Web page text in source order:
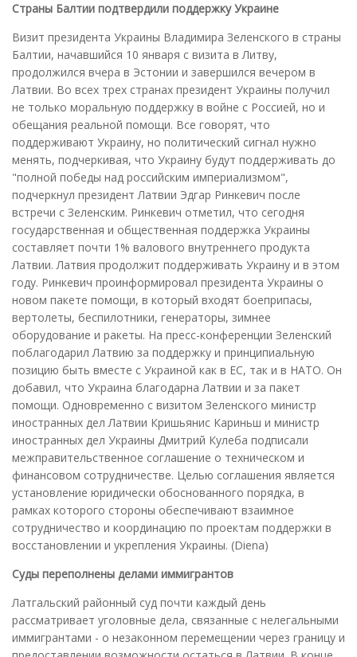
Страны Балтии подтвердили поддержку Украине
Визит президента Украины Владимира Зеленского в страны
Балтии, начавшийся 10 января с визита в Литву,
продолжился вчера в Эстонии и завершился вечером в
Латвии. Во всех трех странах президент Украины получил
не только моральную поддержку в войне с Россией, но и
обещания реальной помощи. Все говорят, что
поддерживают Украину, но политический сигнал нужно
менять, подчеркивая, что Украину будут поддерживать до
"полной победы над российским империализмом",
подчеркнул президент Латвии Эдгар Ринкевич после
встречи с Зеленским. Ринкевич отметил, что сегодня
государственная и общественная поддержка Украины
составляет почти 1% валового внутреннего продукта
Латвии. Латвия продолжит поддерживать Украину и в этом
году. Ринкевич проинформировал президента Украины о
новом пакете помощи, в который входят боеприпасы,
вертолеты, беспилотники, генераторы, зимнее
оборудование и ракеты. На пресс-конференции Зеленский
поблагодарил Латвию за поддержку и принципиальную
позицию быть вместе с Украиной как в ЕС, так и в НАТО. Он
добавил, что Украина благодарна Латвии и за пакет
помощи. Одновременно с визитом Зеленского министр
иностранных дел Латвии Кришьянис Кариньш и министр
иностранных дел Украины Дмитрий Кулеба подписали
межправительственное соглашение о техническом и
финансовом сотрудничестве. Целью соглашения является
установление юридически обоснованного порядка, в
рамках которого стороны обеспечивают взаимное
сотрудничество и координацию по проектам поддержки в
восстановлении и укрепления Украины. (Diena)
Суды переполнены делами иммигрантов
Латгальский районный суд почти каждый день
рассматривает уголовные дела, связанные с нелегальными
иммигрантами - о незаконном перемещении через границу и